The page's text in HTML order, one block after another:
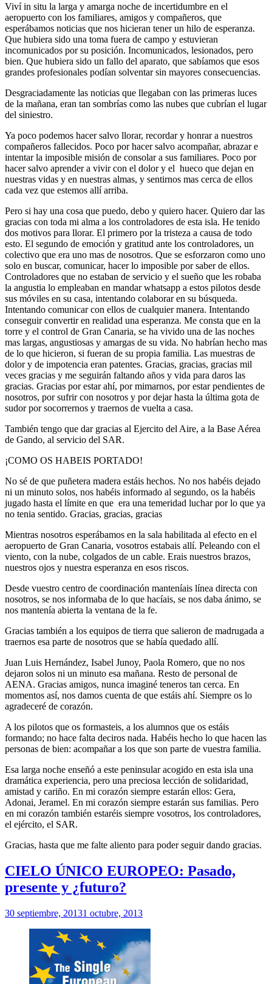
Viví in situ la larga y amarga noche de incertidumbre en el
aeropuerto con los familiares, amigos y compañeros, que
esperábamos noticias que nos hicieran tener un hilo de esperanza.
Que hubiera sido una toma fuera de campo y estuvieran
incomunicados por su posición. Incomunicados, lesionados, pero
bien. Que hubiera sido un fallo del aparato, que sabíamos que esos
grandes profesionales podían solventar sin mayores consecuencias.
Desgraciadamente las noticias que llegaban con las primeras luces
de la mañana, eran tan sombrías como las nubes que cubrían el lugar
del siniestro.
Ya poco podemos hacer salvo llorar, recordar y honrar a nuestros
compañeros fallecidos. Poco por hacer salvo acompañar, abrazar e
intentar la imposible misión de consolar a sus familiares. Poco por
hacer salvo aprender a vivir con el dolor y el hueco que dejan en
nuestras vidas y en nuestras almas, y sentirnos mas cerca de ellos
cada vez que estemos allí arriba.
Pero si hay una cosa que puedo, debo y quiero hacer. Quiero dar las
gracias con toda mi alma a los controladores de esta isla. He tenido
dos motivos para llorar. El primero por la tristeza a causa de todo
esto. El segundo de emoción y gratitud ante los controladores, un
colectivo que era uno mas de nosotros. Que se esforzaron como uno
solo en buscar, comunicar, hacer lo imposible por saber de ellos.
Controladores que no estaban de servicio y el sueño que les robaba
la angustia lo empleaban en mandar whatsapp a estos pilotos desde
sus móviles en su casa, intentando colaborar en su búsqueda.
Intentando comunicar con ellos de cualquier manera. Intentando
conseguir convertir en realidad una esperanza. Me consta que en la
torre y el control de Gran Canaria, se ha vivido una de las noches
mas largas, angustiosas y amargas de su vida. No habrían hecho mas
de lo que hicieron, si fueran de su propia familia. Las muestras de
dolor y de impotencia eran patentes. Gracias, gracias, gracias mil
veces gracias y me seguirán faltando años y vida para daros las
gracias. Gracias por estar ahí, por mimarnos, por estar pendientes de
nosotros, por sufrir con nosotros y por dejar hasta la última gota de
sudor por socorrernos y traernos de vuelta a casa.
También tengo que dar gracias al Ejercito del Aire, a la Base Aérea
de Gando, al servicio del SAR.
¡COMO OS HABEIS PORTADO!
No sé de que puñetera madera estáis hechos. No nos habéis dejado
ni un minuto solos, nos habéis informado al segundo, os la habéis
jugado hasta el límite en que era una temeridad luchar por lo que ya
no tenia sentido. Gracias, gracias, gracias
Mientras nosotros esperábamos en la sala habilitada al efecto en el
aeropuerto de Gran Canaria, vosotros estabais allí. Peleando con el
viento, con la nube, colgados de un cable. Erais nuestros brazos,
nuestros ojos y nuestra esperanza en esos riscos.
Desde vuestro centro de coordinación manteníais línea directa con
nosotros, se nos informaba de lo que hacíais, se nos daba ánimo, se
nos mantenía abierta la ventana de la fe.
Gracias también a los equipos de tierra que salieron de madrugada a
traernos esa parte de nosotros que se había quedado allí.
Juan Luis Hernández, Isabel Junoy, Paola Romero, que no nos
dejaron solos ni un minuto esa mañana. Resto de personal de
AENA. Gracias amigos, nunca imaginé teneros tan cerca. En
momentos así, nos damos cuenta de que estáis ahí. Siempre os lo
agradeceré de corazón.
A los pilotos que os formasteis, a los alumnos que os estáis
formando; no hace falta deciros nada. Habéis hecho lo que hacen las
personas de bien: acompañar a los que son parte de vuestra familia.
Esa larga noche enseñó a este peninsular acogido en esta isla una
dramática experiencia, pero una preciosa lección de solidaridad,
amistad y cariño. En mi corazón siempre estarán ellos: Gera,
Adonai, Jeramel. En mi corazón siempre estarán sus familias. Pero
en mi corazón también estaréis siempre vosotros, los controladores,
el ejército, el SAR.
Gracias, hasta que me falte aliento para poder seguir dando gracias.
CIELO ÚNICO EUROPEO: Pasado,
presente y ¿futuro?
30 septiembre, 20131 octubre, 2013